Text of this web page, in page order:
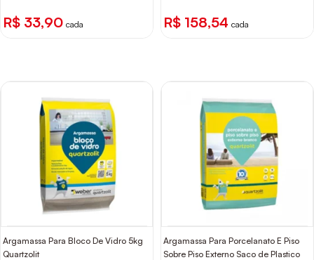
R$ 33,90 cada R$ 158,54 cada
Argamassa Para Bloco De Vidro 5kg
Quartzolit
Argamassa Para Porcelanato E Piso
Sobre Piso Externo Saco de Plastico